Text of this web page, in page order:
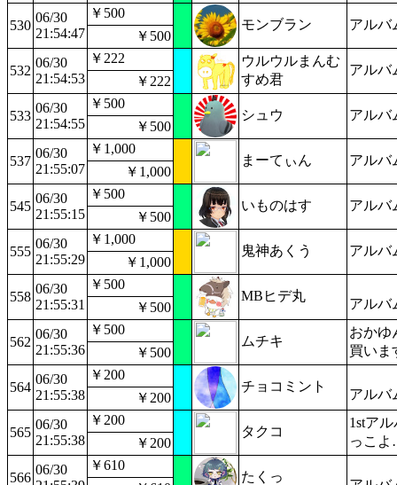
530
06/30
21:54:47
￥500
モンブラン アルバ
￥500
532
06/30
21:54:53
￥222
ウルウルまんむ
すめ君
アルバ
￥222
533
06/30
21:54:55
￥500
シュウ アルバ
￥500
537
06/30
21:55:07
￥1,000
まーてぃん アルバ
￥1,000
545
06/30
21:55:15
￥500
いものはす アルバ
￥500
555
06/30
21:55:29
￥1,000
鬼神あくう アルバ
￥1,000
558
06/30
21:55:31
￥500
MBヒデ丸
アルバ
￥500
562
06/30
21:55:36
￥500
ムチキ
おかゆ
買いま
￥500
564
06/30
21:55:38
￥200
チョコミント
アルバ
￥200
565
06/30
21:55:38
￥200
タクコ
1stア
っこ
￥200
566
06/30
￥610
たくっ